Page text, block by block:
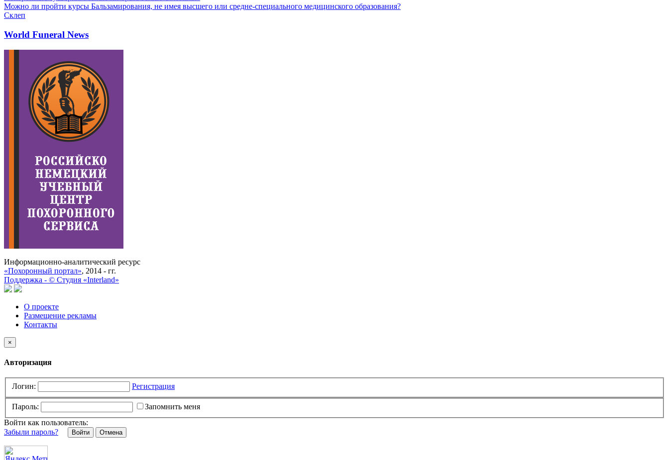
Можно ли пройти курсы Бальзамирования, не имея высшего или средне-специального медицинского образования?
Склеп
World Funeral News
Информационно-аналитический ресурс
«Похоронный портал», 2014 - гг.
Поддержка - © Cтудия «Interland»
О проекте
Размещение рекламы
Контакты
×
Авторизация
Логин: Регистрация
Пароль:
Запомнить меня
Войти как пользователь:
Забыли пароль?
Отмена